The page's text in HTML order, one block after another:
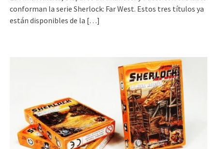
conforman la serie Sherlock: Far West. Estos tres títulos ya
están disponibles de la […]